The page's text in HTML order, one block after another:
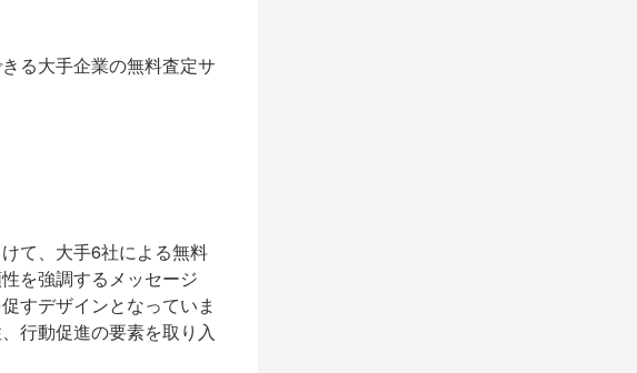
る大手企業の無料査定サ
て、大手6社による無料
を強調するメッセージ
すデザインとなっていま
行動促進の要素を取り入